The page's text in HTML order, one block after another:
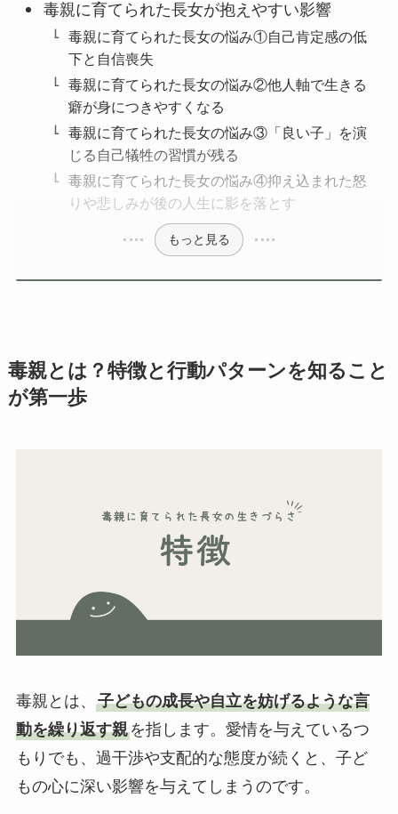
毒親に育てられた長女が抱えやすい影響
毒親に育てられた長女の悩み①自己肯定感の低
下と自信喪失
毒親に育てられた長女の悩み②他人軸で生きる
癖が身につきやすくなる
毒親に育てられた長女の悩み③「良い子」を演
じる自己犠牲の習慣が残る
毒親に育てられた長女の悩み④抑え込まれた怒
りや悲しみが後の人生に影を落とす
もっと見る
毒親とは？特徴と行動パターンを知ること
が第一歩
毒親とは、 子どもの成長や自立を妨げるような言
動を繰り返す親を指します。愛情を与えているつ
もりでも、過干渉や支配的な態度が続くと、子ど
もの心に深い影響を与えてしまうのです。